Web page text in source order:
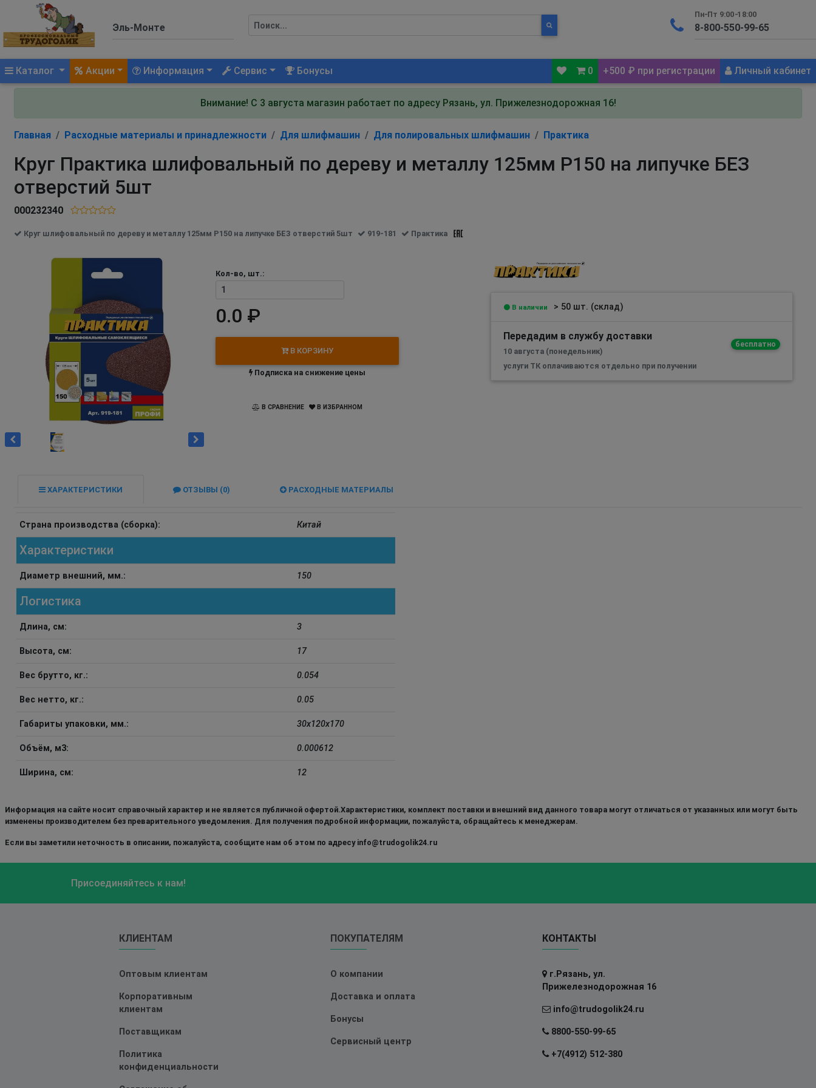
Пн-Пт 9:00-18:00
Каталог (current)Акции Информация Сервис Бонусы 0 +500 ₽ при регистрации Личный кабинет
Внимание! С 3 августа магазин работает по адресу Рязань, ул. Прижелезнодорожная 16!
Главная Расходные материалы и принадлежности Для шлифмашин Для полировальных шлифмашин Практика
Круг Практика шлифовальный по дереву и металлу 125мм P150 на липучке БЕЗ
отверстий 5шт
000232340
Круг шлифовальный по дереву и металлу 125мм P150 на липучке БЕЗ отверстий 5шт 919-181 Практика
Кол-во, шт.:
0.0 ₽
В КОРЗИНУ
Подписка на снижение цены
В СРАВНЕНИЕ В ИЗБРАННОМ
В наличии > 50 шт. (склад)
Передадим в службу доставки
бесплатно
10 августа (понедельник)
услуги ТК оплачиваются отдельно при получении
ХАРАКТЕРИСТИКИ ОТЗЫВЫ (0) РАСХОДНЫЕ МАТЕРИАЛЫ
Страна производства (сборка): Китай
Характеристики
Диаметр внешний, мм.: 150
Логистика
Длина, см: 3
Высота, см: 17
Вес брутто, кг.: 0.054
Вес нетто, кг.: 0.05
Габариты упаковки, мм.: 30х120х170
Объём, м3: 0.000612
Ширина, см: 12
Информация на сайте носит справочный характер и не является публичной офертой.Характеристики, комплект поставки и внешний вид данного товара могут отличаться от указанных или могут быть
изменены производителем без преварительного уведомления. Для получения подробной информации, пожалуйста, обращайтесь к менеджерам.
Если вы заметили неточность в описании, пожалуйста, сообщите нам об этом по адресу info@trudogolik24.ru
Присоединяйтесь к нам!
КЛИЕНТАМ
Оптовым клиентам
Корпоративным
клиентам
Поставщикам
Политика
конфиденциальности
ПОКУПАТЕЛЯМ
О компании
Доставка и оплата
Бонусы
Сервисный центр
КОНТАКТЫ
г.Рязань, ул.
Прижелезнодорожная 16
info@trudogolik24.ru
8800-550-99-65
+7(4912) 512-380